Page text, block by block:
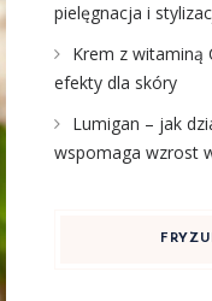
pielęgnacja i
Krem z witaminą
efekty dla skóry
Lumigan – jak
wspomaga wzrost